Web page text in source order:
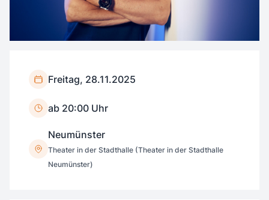
Freitag, 28.11.2025
ab 20:00 Uhr
Neumünster
Theater in der Stadthalle (Theater in der Stadthalle
Neumünster)